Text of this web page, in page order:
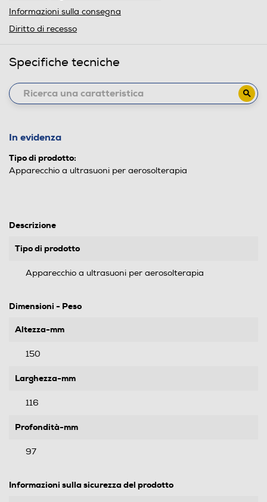
Informazioni sulla consegna
Diritto di recesso
Specifiche tecniche
In evidenza
Tipo di prodotto:
Apparecchio a ultrasuoni per aerosolterapia
Descrizione
Tipo di prodotto
Apparecchio a ultrasuoni per aerosolterapia
Dimensioni - Peso
Altezza-mm
150
Larghezza-mm
116
Profondità-mm
97
Informazioni sulla sicurezza del prodotto